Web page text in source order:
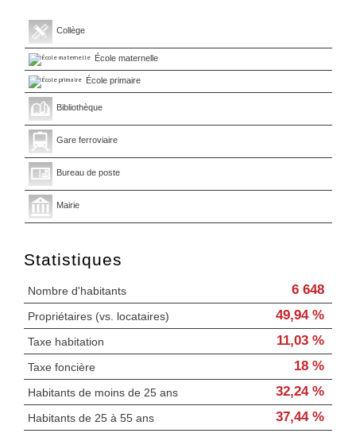
Collège
École maternelle
École primaire
Bibliothèque
Gare ferroviaire
Bureau de poste
Mairie
Statistiques
Nombre d'habitants 6 648
Propriétaires (vs. locataires) 49,94 %
Taxe habitation 11,03 %
Taxe foncière 18 %
Habitants de moins de 25 ans 32,24 %
Habitants de 25 à 55 ans 37,44 %